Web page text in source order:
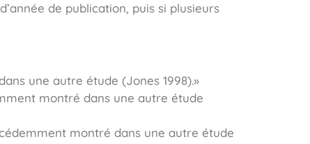
de publication, puis si plusieurs
une autre étude (Jones 1998).»
montré dans une autre étude
montré dans une autre étude